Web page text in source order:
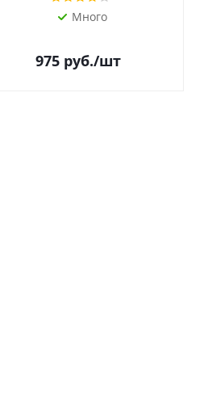
Много
975 руб./шт